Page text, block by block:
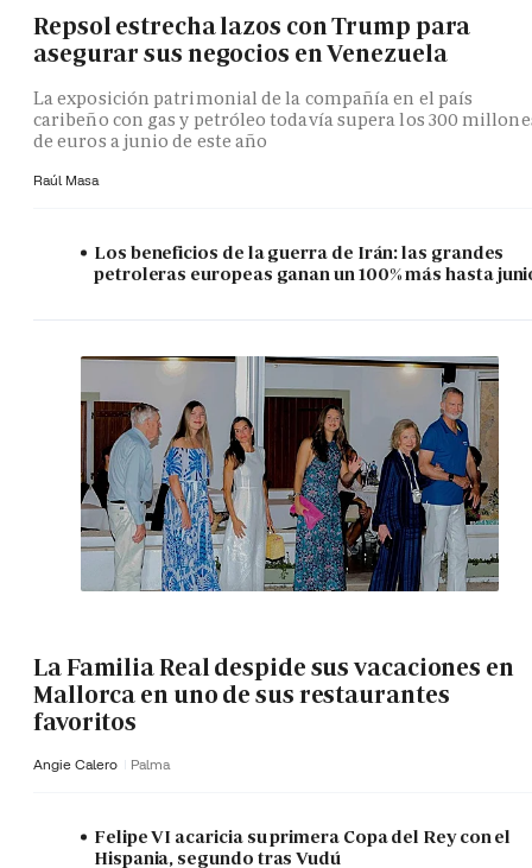
Repsol estrecha lazos con Trump para
asegurar sus negocios en Venezuela
La exposición patrimonial de la compañía en el país
caribeño con gas y petróleo todavía supera los 300
de euros a junio de este año
Raúl Masa
Los beneficios de la guerra de Irán: las grandes
petroleras europeas ganan un 100% más hasta
La Familia Real despide sus vacaciones en
Mallorca en uno de sus restaurantes
favoritos
Angie Calero Palma
Felipe VI acaricia su primera Copa del Rey con el
Hispania, segundo tras Vudú